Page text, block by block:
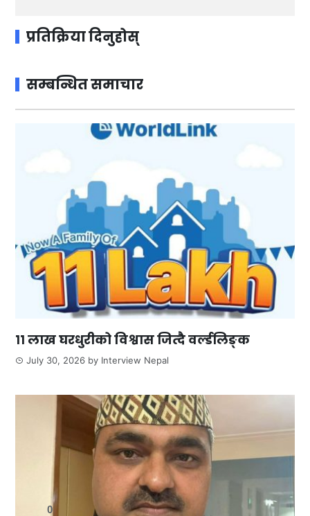
प्रतिक्रिया दिनुहोस्
सम्बन्धित समाचार
११ लाख घरधुरीको विश्वास जित्दै वर्ल्डलिङ्क
July 30, 2026 by Interview Nepal
0